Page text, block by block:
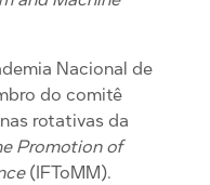
Nacional de
do comitê
rotativas da
Promotion of
(IFToMM).